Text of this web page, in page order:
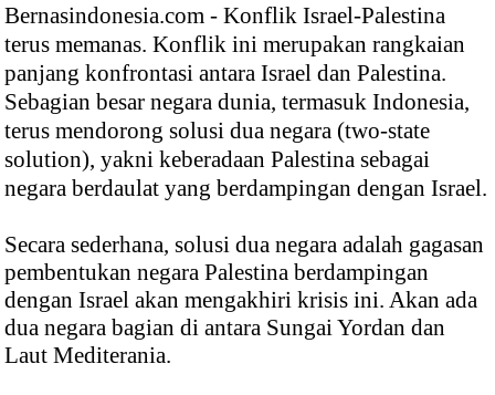
Bernasindonesia.com - Konflik Israel-Palestina
terus memanas. Konflik ini merupakan rangkaian
panjang konfrontasi antara Israel dan Palestina.
Sebagian besar negara dunia, termasuk Indonesia,
terus mendorong solusi dua negara (two-state
solution), yakni keberadaan Palestina sebagai
negara berdaulat yang berdampingan dengan Israel.
Secara sederhana, solusi dua negara adalah gagasan
pembentukan negara Palestina berdampingan
dengan Israel akan mengakhiri krisis ini. Akan ada
dua negara bagian di antara Sungai Yordan dan
Laut Mediterania.